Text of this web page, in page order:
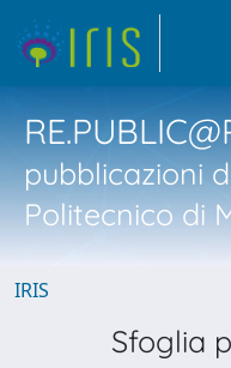
pubblicazioni
Politecnico di
IRIS
Sfoglia